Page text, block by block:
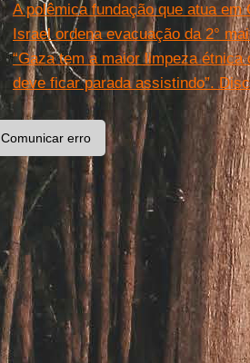
A polêmica fundação que atua
Israel ordena evacuação da 2°
“Gaza tem a maior limpeza
deve ficar parada assistindo”.
Comunicar erro